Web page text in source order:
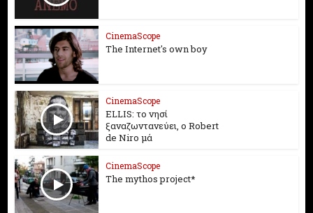
CinemaScope
The Internet's own boy
CinemaScope
ELLIS: το νησί
ξαναζωντανεύει, o Robert
de Niro μά
CinemaScope
The mythos project*